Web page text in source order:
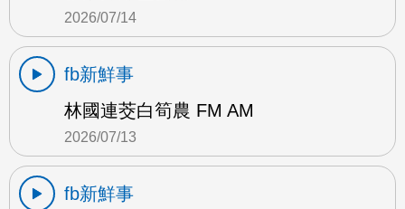
2026/07/14
fb新鮮事
林國連茭白筍農 FM AM
2026/07/13
fb新鮮事